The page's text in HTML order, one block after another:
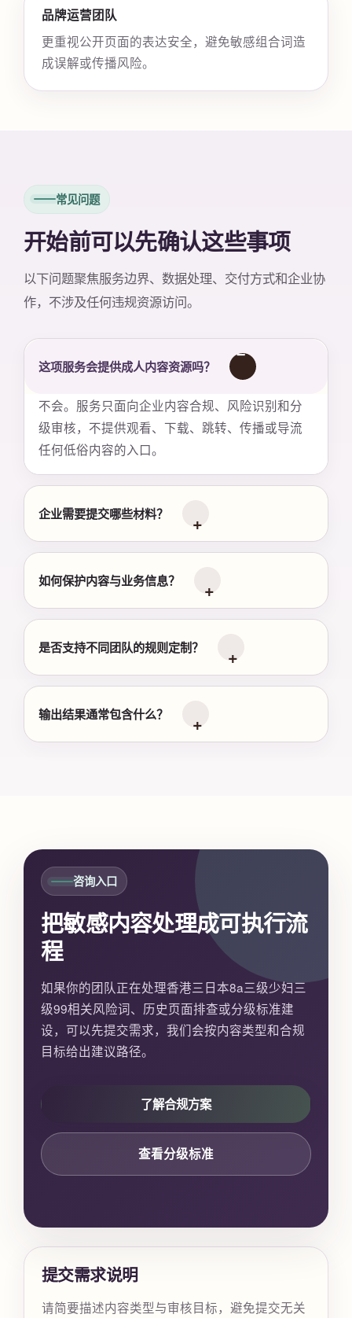
品牌运营团队
更重视公开页面的表达安全，避免敏感组合词造
成误解或传播风险。
常见问题
开始前可以先确认这些事项
以下问题聚焦服务边界、数据处理、交付方式和企业协
作，不涉及任何违规资源访问。
这项服务会提供成人内容资源吗？
不会。服务只面向企业内容合规、风险识别和分
级审核，不提供观看、下载、跳转、传播或导流
任何低俗内容的入口。
企业需要提交哪些材料？
如何保护内容与业务信息？
是否支持不同团队的规则定制？
输出结果通常包含什么？
咨询入口
把敏感内容处理成可执行流
程
如果你的团队正在处理香港三日本8a三级少妇三
级99相关风险词、历史页面排查或分级标准建
设，可以先提交需求，我们会按内容类型和合规
目标给出建议路径。
了解合规方案
查看分级标准
提交需求说明
请简要描述内容类型与审核目标，避免提交无关